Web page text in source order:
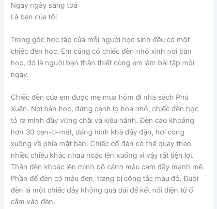
Ngày ngày sáng toả
Là bạn của tôi
Trong góc học tập của mỗi người học sinh đều có một
chiếc đèn học. Em cũng có chiếc đèn nhỏ xinh nơi bàn
học, đó là người bạn thân thiết cùng em làm bài tập mỗi
ngày.
Chiếc đèn của em được mẹ mua hôm đi nhà sách Phú
Xuân. Nơi bàn học, đứng cạnh lọ hoa nhỏ, chiếc đèn học
tỏ ra mình đầy vững chãi và kiêu hãnh. Đèn cao khoảng
hơn 30 cen-ti-mét, dáng hình khá đầy đặn, hơi cong
xuống về phía mặt bàn. Chiếc cổ đèn có thể quay theo
nhiều chiều khác nhau hoặc lên xuống vì vậy rất tiện lợi.
Thân đèn khoác lên mình bộ cánh màu cam đầy mạnh mẽ.
Phần đế đèn có màu đen, trang bị công tắc màu đỏ. Đuôi
đèn là một chiếc dây không quá dài để kết nối điện từ ổ
cắm vào đèn.